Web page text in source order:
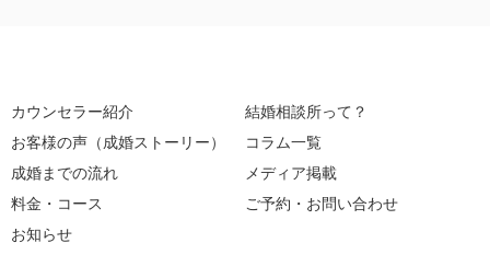
カウンセラー紹介
結婚相談所って？
お客様の声（成婚ストーリー）
コラム一覧
成婚までの流れ
メディア掲載
料金・コース
ご予約・お問い合わせ
お知らせ